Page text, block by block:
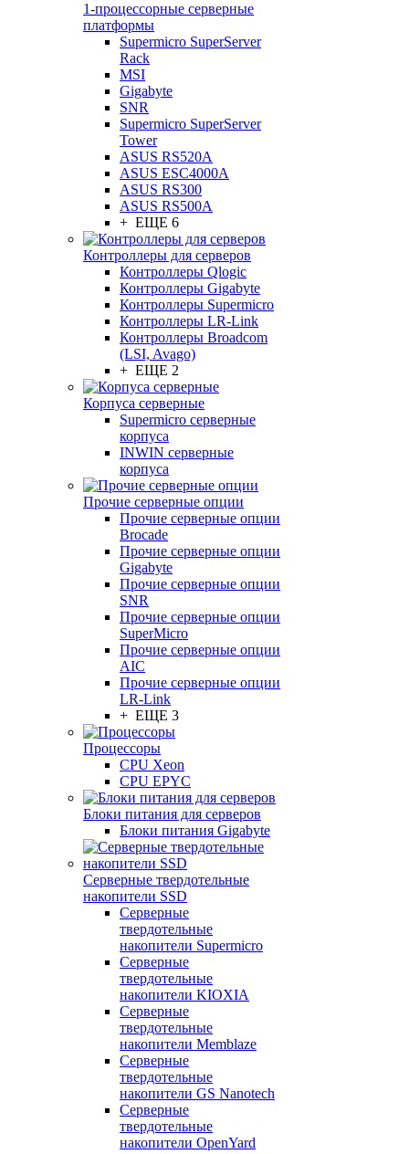
1-процессорные серверные
платформы
Supermicro SuperServer
Rack
MSI
Gigabyte
SNR
Supermicro SuperServer
Tower
ASUS RS520A
ASUS ESC4000A
ASUS RS300
ASUS RS500A
+ ЕЩЕ 6
Контроллеры для серверов
Контроллеры Qlogic
Контроллеры Gigabyte
Контроллеры Supermicro
Контроллеры LR-Link
Контроллеры Broadcom
(LSI, Avago)
+ ЕЩЕ 2
Корпуса серверные
Supermicro серверные
корпуса
INWIN серверные
корпуса
Прочие серверные опции
Прочие серверные опции
Brocade
Прочие серверные опции
Gigabyte
Прочие серверные опции
SNR
Прочие серверные опции
SuperMicro
Прочие серверные опции
AIC
Прочие серверные опции
LR-Link
+ ЕЩЕ 3
Процессоры
CPU Xeon
CPU EPYC
Блоки питания для серверов
Блоки питания Gigabyte
Серверные твердотельные
накопители SSD
Cерверные
твердотельные
накопители Supermicro
Cерверные
твердотельные
накопители KIOXIA
Cерверные
твердотельные
накопители Memblaze
Cерверные
твердотельные
накопители GS Nanotech
Серверные
твердотельные
накопители OpenYard